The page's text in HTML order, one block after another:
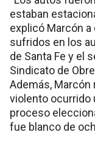
estaban
explicó Marcón
sufridos en los
de Santa Fe y el
Sindicato de
Además,
violento ocurrido
proceso
fue blanco de